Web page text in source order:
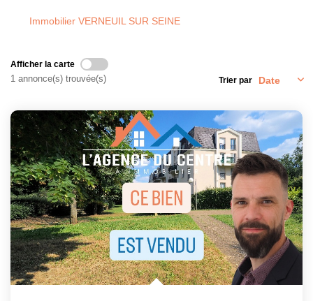
Immobilier VERNEUIL SUR SEINE
Afficher la carte
1 annonce(s) trouvée(s) Trier par